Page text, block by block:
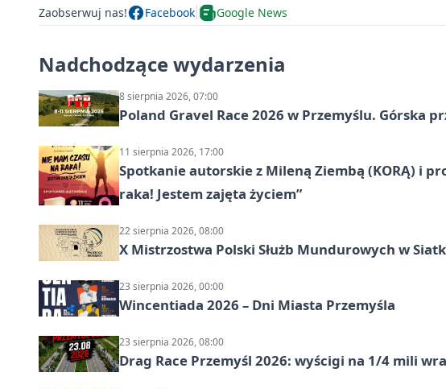
Zaobserwuj nas! Facebook Google News
Nadchodzące wydarzenia
8 sierpnia 2026, 07:00
Poland Gravel Race 2026 w Przemyślu. Górska
11 sierpnia 2026, 17:00
Spotkanie autorskie z Mileną Ziembą (KORĄ) i
raka! Jestem zajęta życiem”
22 sierpnia 2026, 08:00
X Mistrzostwa Polski Służb Mundurowych w
23 sierpnia 2026, 00:00
Wincentiada 2026 – Dni Miasta Przemyśla
23 sierpnia 2026, 08:00
Drag Race Przemyśl 2026: wyścigi na 1/4 mili